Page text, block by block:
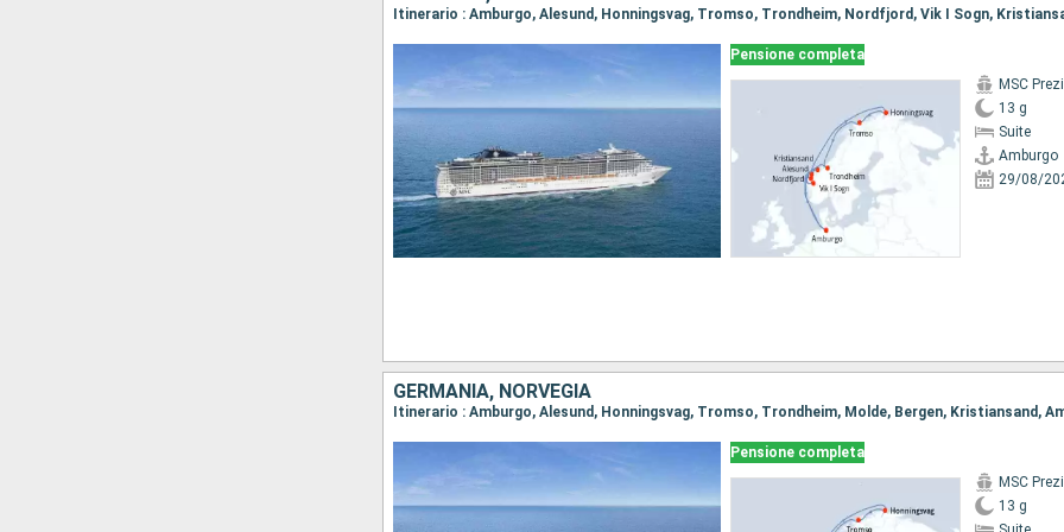
Itinerario : Amburgo, Alesund, Honningsvag, Tromso, Trondheim, Nordfjord, Vik I Sogn,
Pensione completa
MSC
13 g
Suite
Amburgo
29/08/
GERMANIA, NORVEGIA
Itinerario : Amburgo, Alesund, Honningsvag, Tromso, Trondheim, Molde, Bergen, Kristiansand,
Pensione completa
MSC
13 g